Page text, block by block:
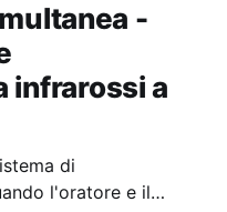
-
infrarossi a
di
l'oratore e il